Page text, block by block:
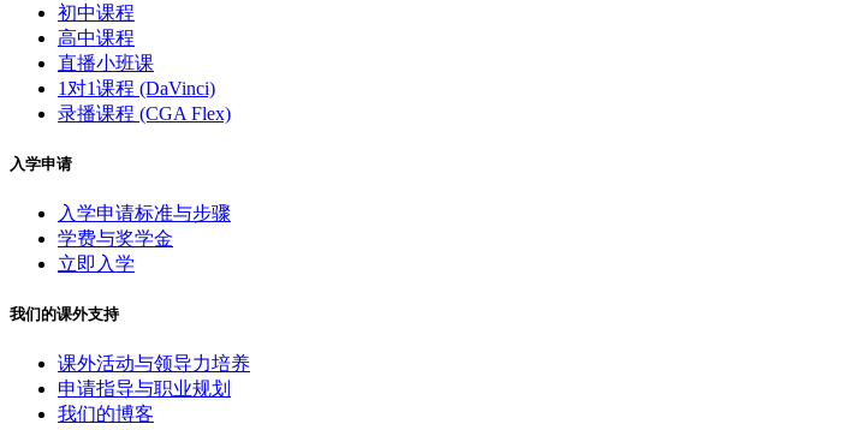
初中课程
高中课程
直播小班课
1对1课程 (DaVinci)
录播课程 (CGA Flex)
入学申请
入学申请标准与步骤
学费与奖学金
立即入学
我们的课外支持
课外活动与领导力培养
申请指导与职业规划
我们的博客